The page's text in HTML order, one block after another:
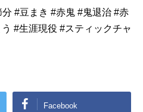
#豆まき #赤鬼 #鬼退治 #赤
#生涯現役 #スティックチャ
Facebook